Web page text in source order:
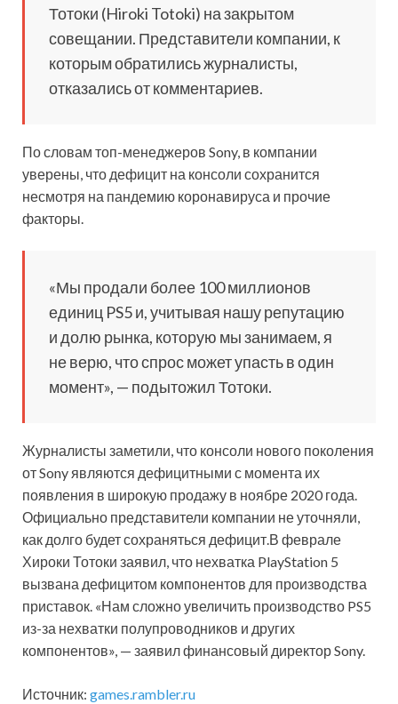
Тотоки (Hiroki Totoki) на закрытом
совещании. Представители компании, к
которым обратились журналисты,
отказались от комментариев.
По словам топ-менеджеров Sony, в компании
уверены, что дефицит на консоли сохранится
несмотря на пандемию коронавируса и прочие
факторы.
«Мы продали более 100 миллионов
единиц PS5 и, учитывая нашу репутацию
и долю рынка, которую мы занимаем, я
не верю, что спрос может упасть в один
момент», — подытожил Тотоки.
Журналисты заметили, что консоли нового поколения
от Sony являются дефицитными с момента их
появления в широкую продажу в ноябре 2020 года.
Официально представители компании не уточняли,
как долго будет сохраняться дефицит.В феврале
Хироки Тотоки заявил, что нехватка PlayStation 5
вызвана дефицитом компонентов для производства
приставок. «Нам сложно увеличить производство PS5
из-за нехватки полупроводников и других
компонентов», — заявил финансовый директор Sony.
Источник: games.rambler.ru